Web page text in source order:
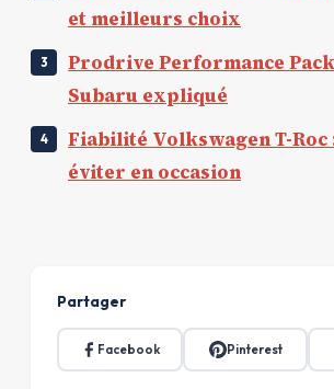
et meilleurs choix
Prodrive Performance
Subaru expliqué
Fiabilité Volkswagen T-Roc
éviter en occasion
Partager
Facebook Pinterest